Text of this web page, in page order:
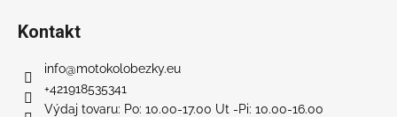
Kontakt
info@motokolobezky.eu
+421918535341
Výdaj tovaru: Po: 10.00-17.00 Ut -Pi: 10.00-16.00